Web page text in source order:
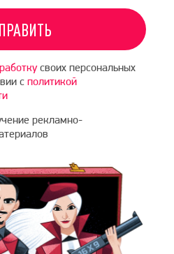
своих персональных
с политикой
рекламно-